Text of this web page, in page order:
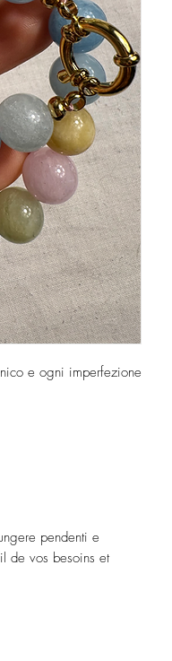
e ogni imperfezione
pendenti e
de vos besoins et